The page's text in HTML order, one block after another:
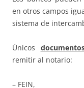
en otros campos
sistema de
Únicos
remitir al notario:
– FEIN,